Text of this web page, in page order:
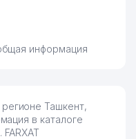
ООО 646 м
информация
Ташкент,
в каталоге